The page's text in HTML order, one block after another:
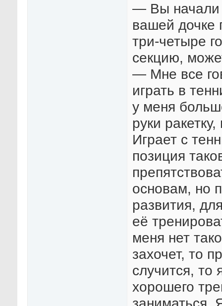
— Вы начали
вашей дочке
три-четыре
секцию,
— Мне все
играть в
у меня
руки
Играет с
позиция
основам, но
развития,
её
меня нет
захочет, то
случится, то
хорошего